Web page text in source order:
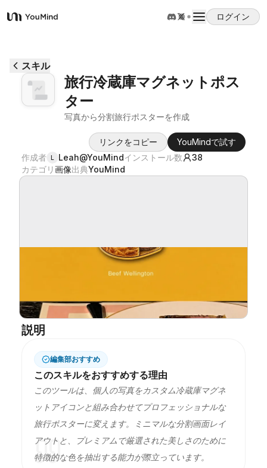
YouMind
ログイン
ユースケース
プロンプト
ダウンロード
更新情報
スキル
旅行冷蔵庫マグネットポス
ター
写真から分割旅行ポスターを作成
リンクをコピー
YouMindで試す
作成者 L Leah@YouMindインストール数
38
カテゴリ画像出典YouMind
説明
編集部おすすめ
このスキルをおすすめする理由
このツールは、個人の写真をカスタム冷蔵庫マグネ
ットアイコンと組み合わせてプロフェッショナルな
旅行ポスターに変えます。ミニマルな分割画面レイ
アウトと、プレミアムで厳選された美しさのために
特徴的な色を抽出する能力が際立っています。